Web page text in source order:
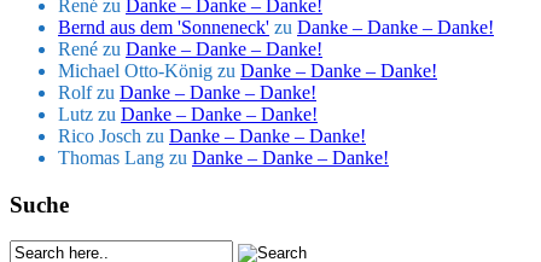
René zu Danke – Danke – Danke!
Bernd aus dem 'Sonneneck' zu Danke – Danke – Danke!
René zu Danke – Danke – Danke!
Michael Otto-König zu Danke – Danke – Danke!
Rolfzu Danke – Danke – Danke!
Lutz zu Danke – Danke – Danke!
Rico Josch zu Danke – Danke – Danke!
Thomas Lang zu Danke – Danke – Danke!
Suche